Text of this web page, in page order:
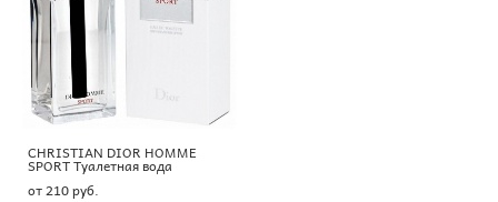
CHRISTIAN DIOR HOMME
SPORT Tуалетная вода
от 210 pуб.